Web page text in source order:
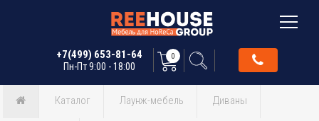
+7(499) 653-81-64
Пн-Пт 9:00 - 18:00
0
Каталог Лаунж-мебель Диваны